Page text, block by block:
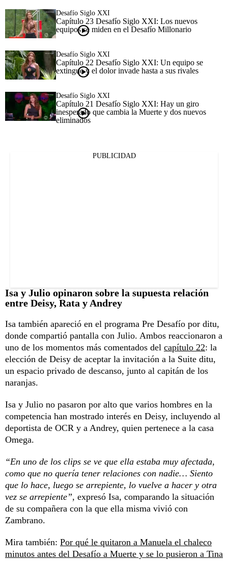
Desafío Siglo XXI
Capítulo 23 Desafío Siglo XXI: Los nuevos
equipos se miden en el Desafío Millonario
Desafío Siglo XXI
Capítulo 22 Desafío Siglo XXI: Un equipo se
extingue y el dolor invade hasta a sus rivales
Desafío Siglo XXI
Capítulo 21 Desafío Siglo XXI: Hay un giro
inesperado que cambia la Muerte y dos nuevos
eliminados
PUBLICIDAD
Isa y Julio opinaron sobre la supuesta relación
entre Deisy, Rata y Andrey
Isa también apareció en el programa Pre Desafío por ditu,
donde compartió pantalla con Julio. Ambos reaccionaron a
uno de los momentos más comentados del capítulo 22: la
elección de Deisy de aceptar la invitación a la Suite ditu,
un espacio privado de descanso, junto al capitán de los
naranjas.
Isa y Julio no pasaron por alto que varios hombres en la
competencia han mostrado interés en Deisy, incluyendo al
deportista de OCR y a Andrey, quien pertenece a la casa
Omega.
“En uno de los clips se ve que ella estaba muy afectada,
como que no quería tener relaciones con nadie… Siento
que lo hace, luego se arrepiente, lo vuelve a hacer y otra
vez se arrepiente”, expresó Isa, comparando la situación
de su compañera con la que ella misma vivió con
Zambrano.
Mira también: Por qué le quitaron a Manuela el chaleco
minutos antes del Desafío a Muerte y se lo pusieron a Tina